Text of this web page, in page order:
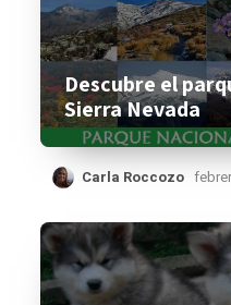
Descubre el
Sierra Nevada
Carla Roccozo